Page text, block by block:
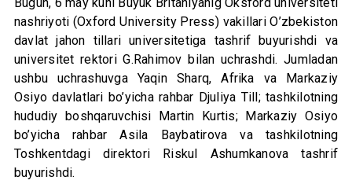
nashriyoti (Oxford University Press) vakillari O’zbekiston
davlat jahon tillari universitetiga tashrif buyurishdi va
universitet rektori G.Rahimov bilan uchrashdi. Jumladan
ushbu uchrashuvga Yaqin Sharq, Afrika va Markaziy
Osiyo davlatlari bo’yicha rahbar Djuliya Till; tashkilotning
hududiy boshqaruvchisi Martin Kurtis; Markaziy Osiyo
bo’yicha rahbar Asila Baybatirova va tashkilotning
Toshkentdagi direktori Riskul Ashumkanova tashrif
buyurishdi.